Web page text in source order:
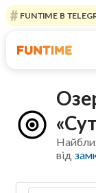
FUNTIME В
від